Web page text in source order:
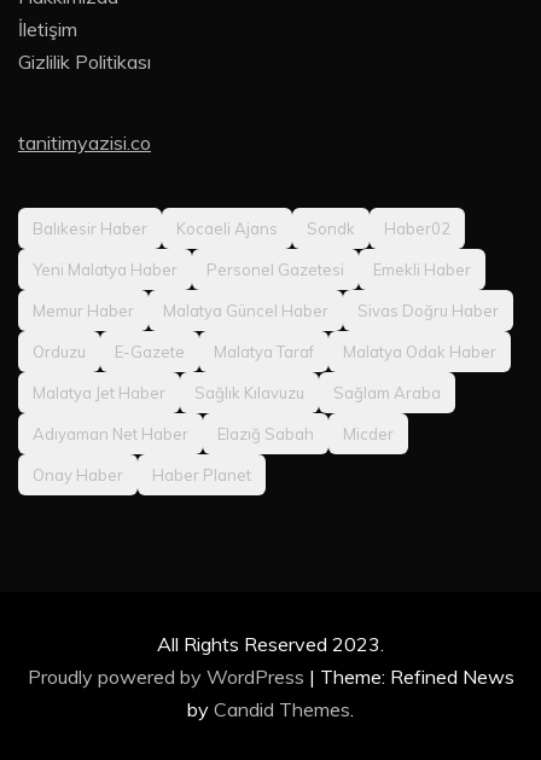
İletişim
Gizlilik Politikası
tanitimyazisi.co
Balıkesir Haber Kocaeli Ajans Sondk Haber02
Yeni Malatya Haber Personel Gazetesi Emekli Haber
Memur Haber Malatya Güncel Haber Sivas Doğru Haber
Orduzu E-Gazete Malatya Taraf Malatya Odak Haber
Malatya Jet Haber Sağlık Kılavuzu Sağlam Araba
Adıyaman Net Haber Elazığ Sabah Micder
Onay Haber Haber Planet
All Rights Reserved 2023.
Proudly powered by WordPress | Theme: Refined News
by Candid Themes.